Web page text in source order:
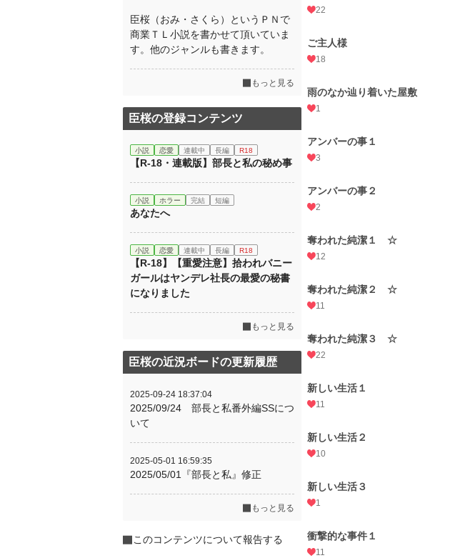
22
ご主人様
18
雨のなか辿り着いた屋敷
1
アンバーの事１
3
アンバーの事２
2
奪われた純潔１ ☆
12
奪われた純潔２ ☆
11
奪われた純潔３ ☆
22
新しい生活１
11
新しい生活２
10
新しい生活３
1
衝撃的な事件１
11
臣桜（おみ・さくら）というＰＮで
商業ＴＬ小説を書かせて頂いていま
す。他のジャンルも書きます。
もっと見る
臣桜の登録コンテンツ
小説 恋愛 連載中 長編 R18
【R-18・連載版】部長と私の秘め事
小説 ホラー 完結 短編
あなたへ
小説 恋愛 連載中 長編 R18
【R-18】【重愛注意】拾われバニー
ガールはヤンデレ社長の最愛の秘書
になりました
もっと見る
臣桜の近況ボードの更新履歴
2025-09-24 18:37:04
2025/09/24 部長と私番外編SSにつ
いて
2025-05-01 16:59:35
2025/05/01『部長と私』修正
もっと見る
このコンテンツについて報告する